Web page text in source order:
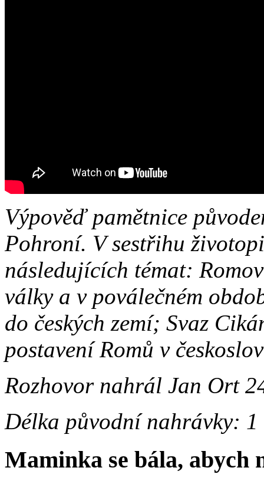
Výpověď pamětnice
Pohroní. V sestřihu
následujících témat:
války a v poválečném
do českých zemí; Svaz
postavení Romů v
Rozhovor nahrál Jan Ort
Délka původní nahrávky:
Maminka se bála, abych